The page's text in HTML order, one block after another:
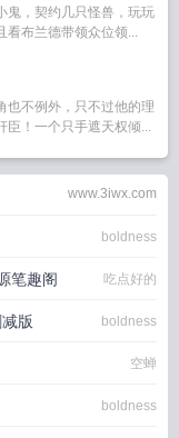
鬼，契约几只怪兽，玩玩
看布兰德带领众位领...
也不例外，只不过他的理
臣！一个只手遮天权倾...
www.3iwx.com
boldness
笔趣阁 吃点好的
版 boldness
空蝉
boldness